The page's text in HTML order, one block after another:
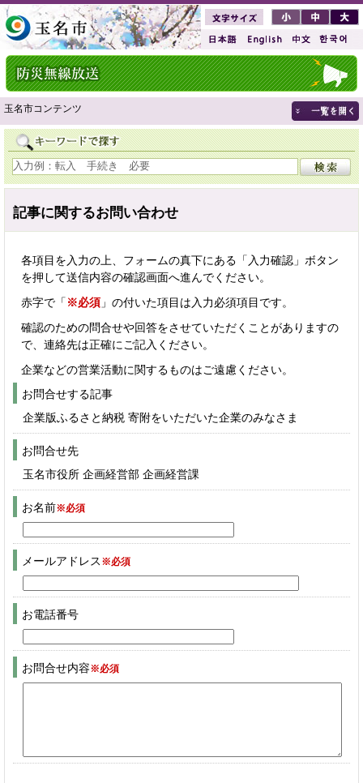
玉名市コンテンツ
記事に関するお問い合わせ
各項目を入力の上、フォームの真下にある「入力確認」ボタン
を押して送信内容の確認画面へ進んでください。
赤字で「 ※必須 」の付いた項目は入力必須項目です。
確認のための問合せや回答をさせていただくことがありますの
で、連絡先は正確にご記入ください。
企業などの営業活動に関するものはご遠慮ください。
お問合せする記事
企業版ふるさと納税 寄附をいただいた企業のみなさま
お問合せ先
玉名市役所 企画経営部 企画経営課
お名前※必須
メールアドレス ※必須
お電話番号
お問合せ内容※必須